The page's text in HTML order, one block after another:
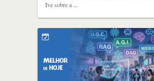
Ive sobre a ...